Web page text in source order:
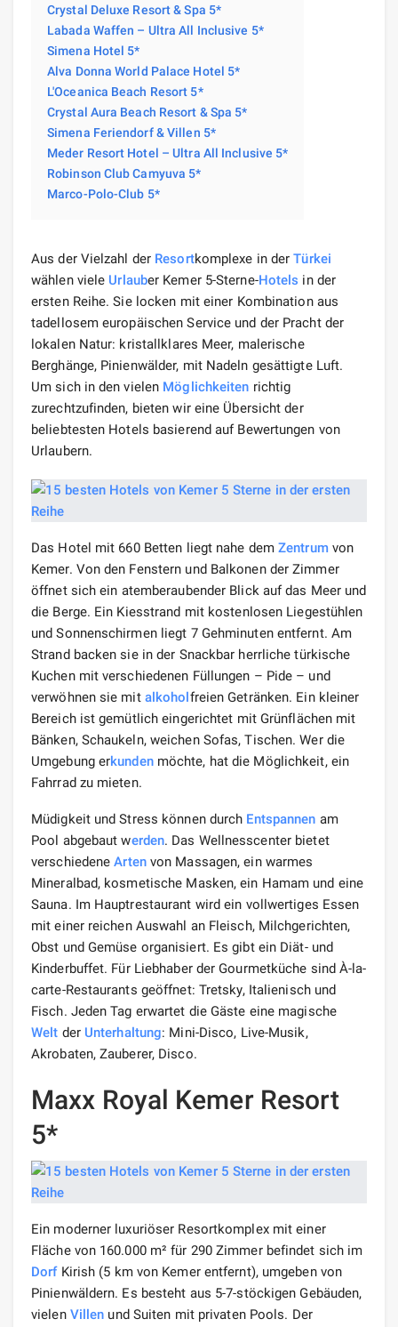
Crystal Deluxe Resort & Spa 5*
Labada Waffen – Ultra All Inclusive 5*
Simena Hotel 5*
Alva Donna World Palace Hotel 5*
L'Oceanica Beach Resort 5*
Crystal Aura Beach Resort & Spa 5*
Simena Feriendorf & Villen 5*
Meder Resort Hotel – Ultra All Inclusive 5*
Robinson Club Camyuva 5*
Marco-Polo-Club 5*
Aus der Vielzahl der Resortkomplexe in derTürkei
wählen viele Urlauber Kemer 5-Sterne-Hotels in der
ersten Reihe. Sie locken mit einer Kombination aus
tadellosem europäischen Service und der Pracht der
lokalen Natur: kristallklares Meer, malerische
Berghänge, Pinienwälder, mit Nadeln gesättigte Luft.
Um sich in den vielen Möglichkeiten richtig
zurechtzufinden, bieten wir eine Übersicht der
beliebtesten Hotels basierend auf Bewertungen von
Urlaubern.
Das Hotel mit 660 Betten liegt nahe dem Zentrumvon
Kemer. Von den Fenstern und Balkonen der Zimmer
öffnet sich ein atemberaubender Blick auf das Meer und
die Berge. Ein Kiesstrand mit kostenlosen Liegestühlen
und Sonnenschirmen liegt 7 Gehminuten entfernt. Am
Strand backen sie in der Snackbar herrliche türkische
Kuchen mit verschiedenen Füllungen – Pide – und
verwöhnen sie mit alkoholfreien Getränken. Ein kleiner
Bereich ist gemütlich eingerichtet mit Grünflächen mit
Bänken, Schaukeln, weichen Sofas, Tischen. Wer die
Umgebung erkundenmöchte, hat die Möglichkeit, ein
Fahrrad zu mieten.
Müdigkeit und Stress können durch Entspannen am
Pool abgebaut werden. Das Wellnesscenter bietet
verschiedeneArtenvon Massagen, ein warmes
Mineralbad, kosmetische Masken, ein Hamam und eine
Sauna. Im Hauptrestaurant wird ein vollwertiges Essen
mit einer reichen Auswahl an Fleisch, Milchgerichten,
Obst und Gemüse organisiert. Es gibt ein Diät- und
Kinderbuffet. Für Liebhaber der Gourmetküche sind À-la-
carte-Restaurants geöffnet: Tretsky, Italienisch und
Fisch. Jeden Tag erwartet die Gäste eine magische
Welt der Unterhaltung: Mini-Disco, Live-Musik,
Akrobaten, Zauberer, Disco.
Maxx Royal Kemer Resort
5*
Ein moderner luxuriöser Resortkomplex mit einer
Fläche von 160.000 m² für 290 Zimmer befindet sich im
DorfKirish (5 km von Kemer entfernt), umgeben von
Pinienwäldern. Es besteht aus 5-7-stöckigen Gebäuden,
vielen Villen und Suiten mit privaten Pools. Der